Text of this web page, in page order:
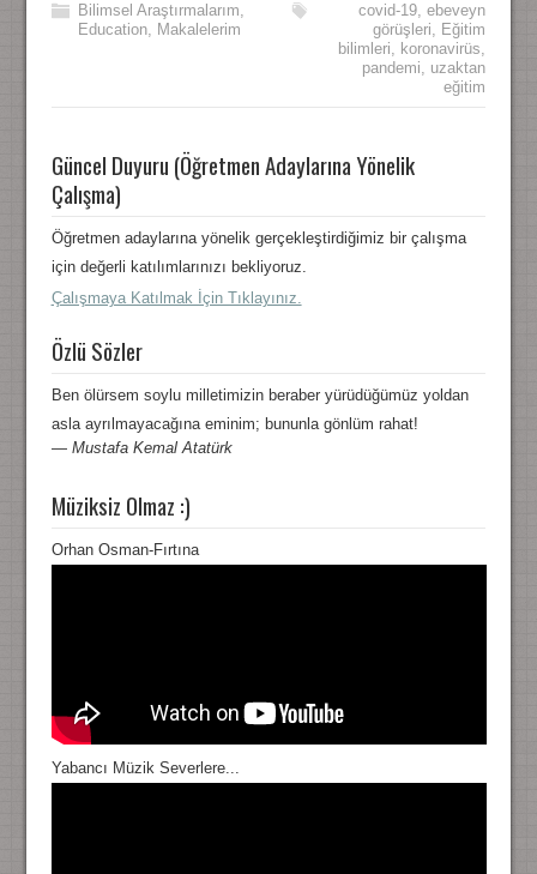
Bilimsel Araştırmalarım,
Education, Makalelerim
covid-19,ebeveyn
görüşleri, Eğitim
bilimleri, koronavirüs,
pandemi, uzaktan
eğitim
Güncel Duyuru (Öğretmen Adaylarına Yönelik
Çalışma)
Öğretmen adaylarına yönelik gerçekleştirdiğimiz bir çalışma
için değerli katılımlarınızı bekliyoruz.
Çalışmaya Katılmak İçin Tıklayınız.
Özlü Sözler
Ben ölürsem soylu milletimizin beraber yürüdüğümüz yoldan
asla ayrılmayacağına eminim; bununla gönlüm rahat!
— Mustafa Kemal Atatürk
Müziksiz Olmaz :)
Orhan Osman-Fırtına
Yabancı Müzik Severlere...